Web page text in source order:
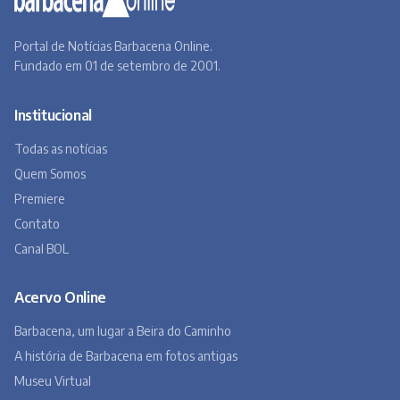
Fundado em 01 de setembro de 2001.
Institucional